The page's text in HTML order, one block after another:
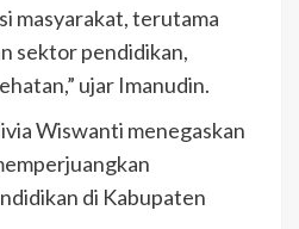
masyarakat, terutama
sektor pendidikan,
ujar Imanudin.
Wiswanti menegaskan
di Kabupaten